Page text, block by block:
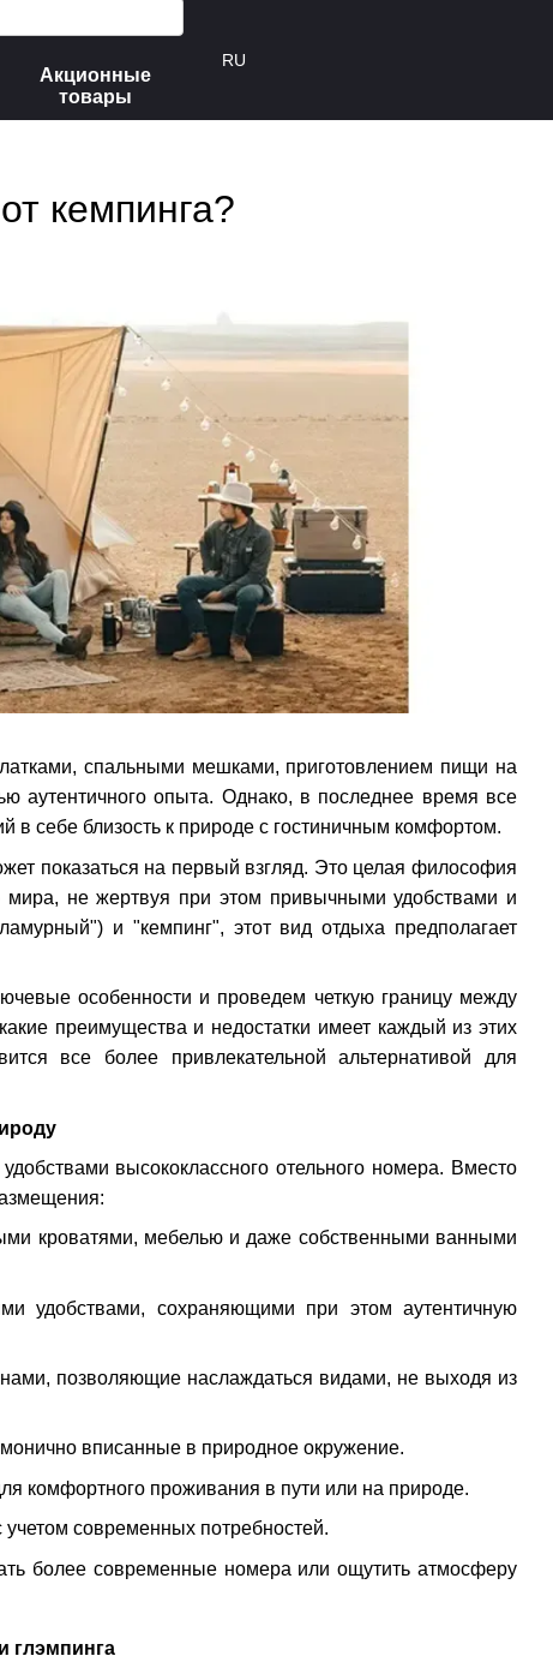
Акционные
товары
RU
кемпинга?
спальными мешками, приготовлением пищи на
аутентичного опыта. Однако, в последнее время все
себе близость к природе с гостиничным комфортом.
показаться на первый взгляд. Это целая философия
мира, не жертвуя при этом привычными удобствами и
и "кемпинг", этот вид отдыха предполагает
особенности и проведем четкую границу между
преимущества и недостатки имеет каждый из этих
все более привлекательной альтернативой для
высококлассного отельного номера. Вместо
кроватями, мебелью и даже собственными ванными
удобствами, сохраняющими при этом аутентичную
позволяющие наслаждаться видами, не выходя из
вписанные в природное окружение.
комфортного проживания в пути или на природе.
современных потребностей.
более современные номера или ощутить атмосферу
глэмпинга